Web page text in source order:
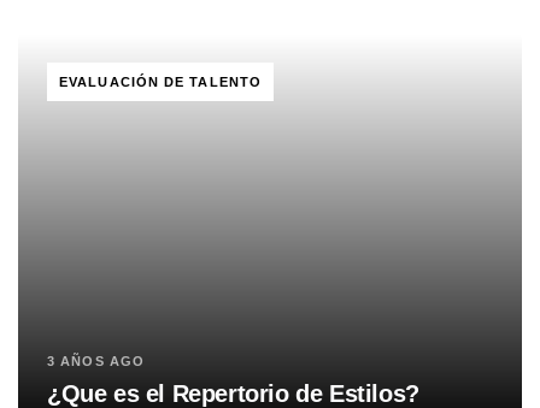
EVALUACIÓN DE TALENTO
3 AÑOS AGO
¿Que es el Repertorio de Estilos?